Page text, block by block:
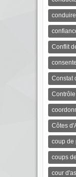
Conflit
Constat
Côtes
coup de
coups
cour